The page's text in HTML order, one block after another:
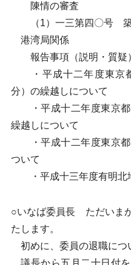
陳情の審査
（1）一三第四〇号 築
港湾局関係
報告事項（説明・質疑
・平成十二年度東京
分）の繰越しについて
・平成十二年度東京都
繰越しについて
・平成十二年度東京都
ついて
・平成十三年度有明北
○いなば委員長 ただいま
たします。
初めに、委員の退職につ
議長から五月二十日付